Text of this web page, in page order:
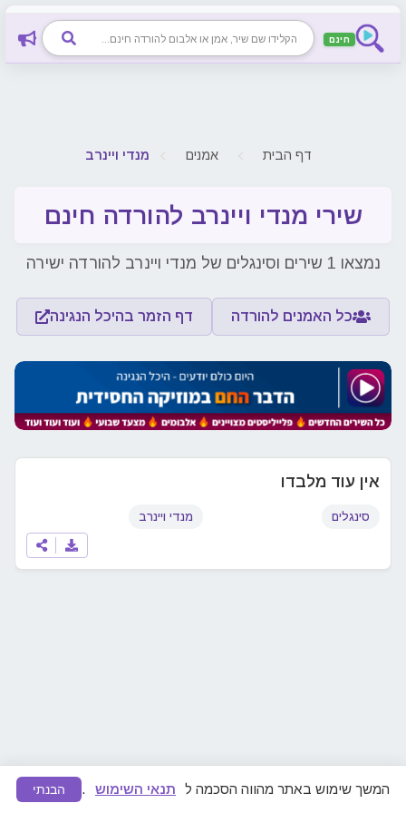
חינם
המשך שימוש באתר מהווה הסכמה ל תנאי השימוש . הבנתי
דף הבית אמנים מנדי ויינרב
שירי מנדי ויינרב להורדה חינם
נמצאו 1 שירים וסינגלים של מנדי ויינרב להורדה ישירה
כל האמנים להורדה דף הזמר בהיכל הנגינה
אין עוד מלבדו
סינגלים מנדי ויינרב
מצאתם תוכן לא ראוי או הפרת זכויות יוצרים? ונפעל להסרה מיידית.